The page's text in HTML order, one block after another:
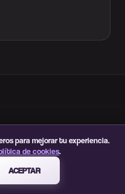
favoritos y
para mejorar tu experiencia.
de cookies.
ACEPTAR